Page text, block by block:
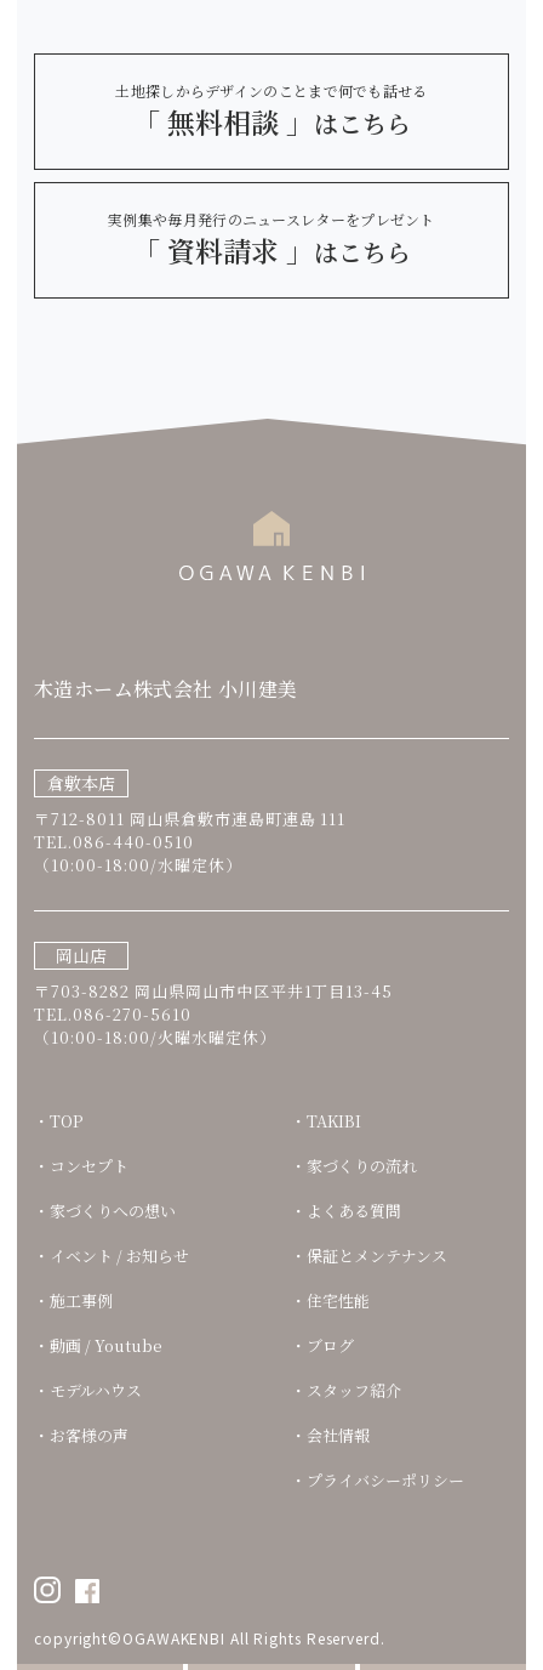
土地探しからデザインのことまで何でも話せる
「 無料相談 」 はこちら
実例集や毎月発行のニュースレターをプレゼント
「 資料請求 」 はこちら
木造ホーム株式会社 小川建美
倉敷本店
〒712-8011 岡山県倉敷市連島町連島 111
TEL.086-440-0510
（10:00-18:00/水曜定休）
岡山店
〒703-8282 岡山県岡山市中区平井1丁目13-45
TEL.086-270-5610
（10:00-18:00/火曜水曜定休）
TOP
コンセプト
家づくりへの想い
イベント / お知らせ
施工事例
動画 / Youtube
モデルハウス
お客様の声
TAKIBI
家づくりの流れ
よくある質問
保証とメンテナンス
住宅性能
ブログ
スタッフ紹介
会社情報
プライバシーポリシー
copyright©OGAWAKENBI All Rights Reserverd.